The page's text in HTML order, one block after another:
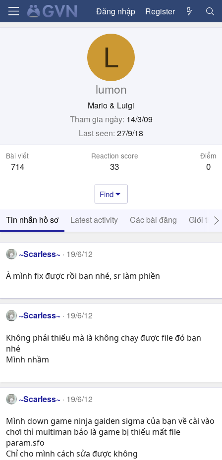
Đăng nhập Register
L
lumon
Mario & Luigi
Tham gia ngày 14/3/09
Last seen 27/9/18
Bài viết
714
Reaction score
33
Điểm
0
Find
Tin nhắn hồ sơ Latest activity Các bài đăng Giới thiệu
~Scarless~ 19/6/12
À mình fix được rồi bạn nhé, sr làm phiền
~Scarless~ 19/6/12
Không phải thiếu mà là không chạy được file đó bạn
nhé
Mình nhầm
~Scarless~ 19/6/12
Mình down game ninja gaiden sigma của bạn về cài vào
chơi thì multiman báo là game bị thiếu mất file
param.sfo
Chỉ cho mình cách sửa được không